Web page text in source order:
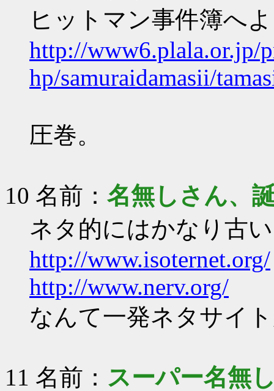
ヒットマン事件簿へ
http://www6.plala.or.jp/
hp/samuraidamasii/
圧巻。
10 名前： 名無しさん、
ネタ的にはかなり古
http://www.isoternet.org/
http://www.nerv.org/
なんて一発ネタサイ
11 名前： スーパー名無